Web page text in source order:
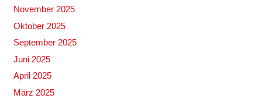
November 2025
Oktober 2025
September 2025
Juni 2025
April 2025
März 2025